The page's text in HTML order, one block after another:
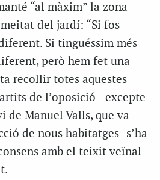
“al màxim” la zona
del jardí: “Si fos
Si tinguéssim més
però hem fet una
recollir totes aquestes
de l’oposició –excepte
de Manuel Valls, que va
de nous habitatges- s’ha
amb el teixit veïnal